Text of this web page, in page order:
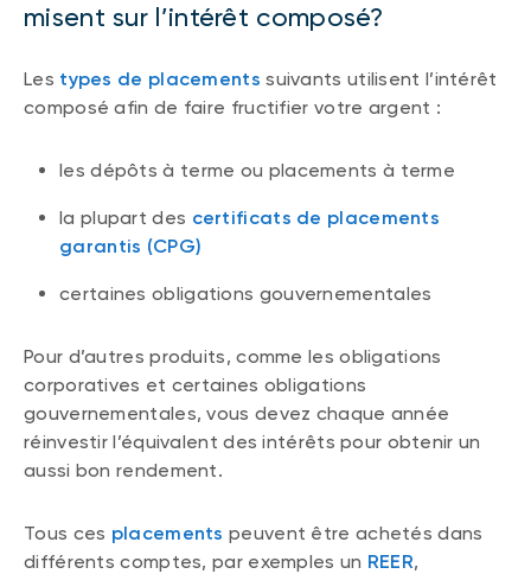
misent sur l’intérêt composé?
Les types de placements suivants utilisent l’intérêt
composé afin de faire fructifier votre argent :
les dépôts à terme ou placements à terme
la plupart des certificats de placements
garantis (CPG)
certaines obligations gouvernementales
Pour d’autres produits, comme les obligations
corporatives et certaines obligations
gouvernementales, vous devez chaque année
réinvestir l’équivalent des intérêts pour obtenir un
aussi bon rendement.
Tous ces placements peuvent être achetés dans
différents comptes, par exemples un REER,